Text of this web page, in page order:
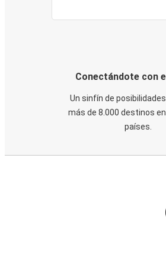
Conectándote con
Un sinfín de
más de 8.000 destinos
países.